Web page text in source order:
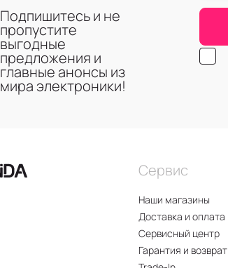
Подпишитесь и не
пропустите
выгодные
предложения и
главные анонсы из
мира электроники!
Сервис
Наши магазины
Доставка и оплата
Сервисный центр
Гарантия и возврат